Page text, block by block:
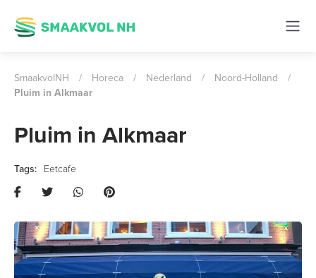
SmaakvolNH / Horeca / Nederland / Noord-Holland
/
Pluim in Alkmaar
Pluim in Alkmaar
Eetcafe